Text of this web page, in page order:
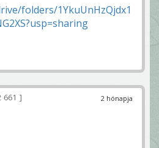
folders/1YkuUnHzQjdx1
2 hónapja
661